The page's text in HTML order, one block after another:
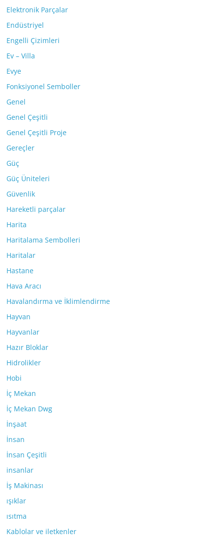
Elektronik Parçalar
Endüstriyel
Engelli Çizimleri
Ev – Villa
Evye
Fonksiyonel Semboller
Genel
Genel Çeşitli
Genel Çeşitli Proje
Gereçler
Güç
Güç Üniteleri
Güvenlik
Hareketli parçalar
Harita
Haritalama Sembolleri
Haritalar
Hastane
Hava Aracı
Havalandırma ve İklimlendirme
Hayvan
Hayvanlar
Hazır Bloklar
Hidrolikler
Hobi
İç Mekan
İç Mekan Dwg
İnşaat
İnsan
İnsan Çeşitli
insanlar
İş Makinası
ışıklar
ısıtma
Kablolar ve iletkenler